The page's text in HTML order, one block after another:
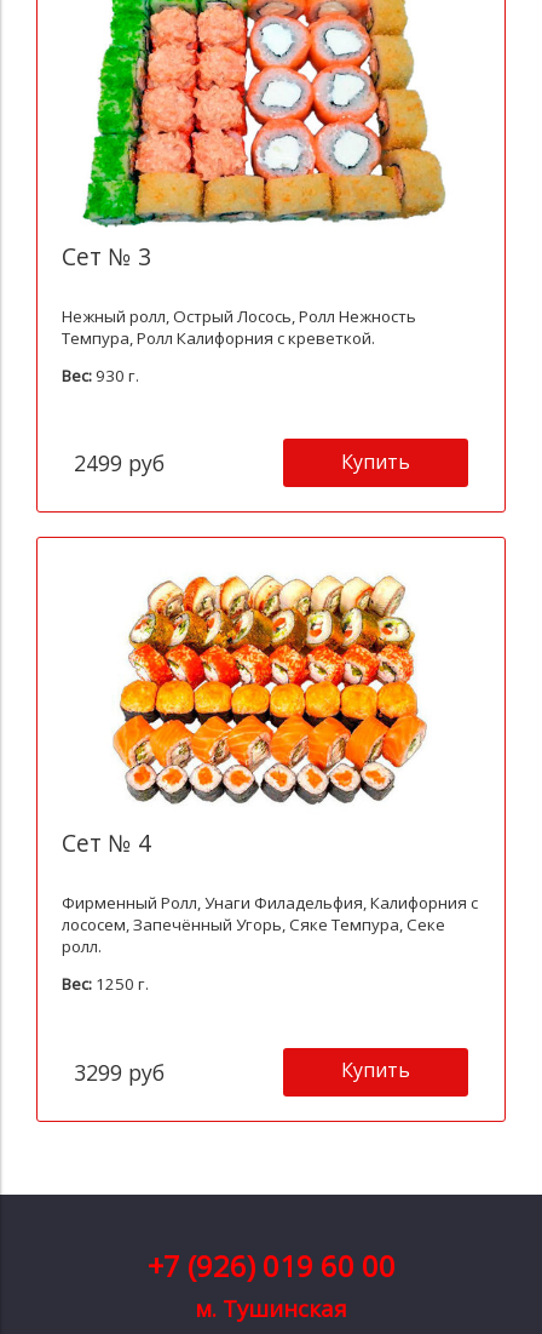
Сет № 3
Нежный ролл, Острый Лосось, Ролл Нежность
Темпура, Ролл Калифорния с креветкой.
Вес:930 г.
2499 руб Купить
Сет № 4
Фирменный Ролл, Унаги Филадельфия, Калифорния с
лососем, Запечённый Угорь, Сяке Темпура, Секе
ролл.
Вес: 1250 г.
3299 руб Купить
+7 (926) 019 60 00
м. Тушинская